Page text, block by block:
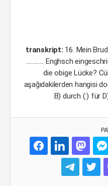
transkript: 16. Mein
............. Enghsch
die obige Lücke?
aşağıdakilerden hangisi
B) durch (:) für